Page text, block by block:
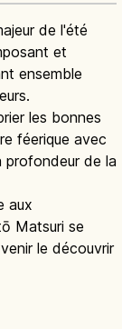
de l'été
et
ensemble
les bonnes
féerique avec
profondeur de la
aux
Matsuri se
le découvrir